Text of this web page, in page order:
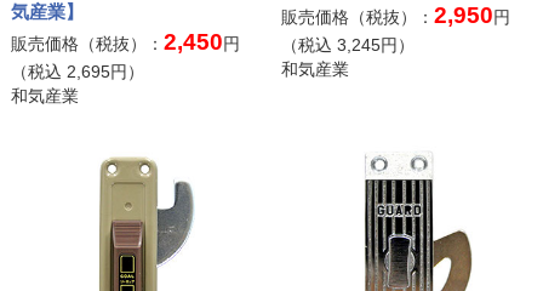
気産業】
販売価格（税抜）： 2,450円
（税込 2,695円）
和気産業
販売価格（税抜）：2,950円
（税込3,245円）
和気産業